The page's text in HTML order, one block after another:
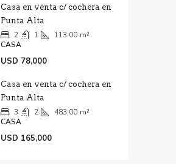
Casa en venta c/ cochera en
Punta Alta
2 1 113.00 m²
CASA
USD 78,000
Casa en venta c/ cochera en
Punta Alta
3 2 483.00 m²
CASA
USD 165,000